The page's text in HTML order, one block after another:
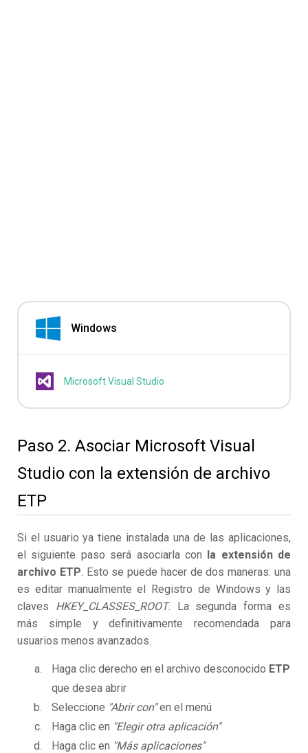
Windows
Microsoft Visual Studio
Paso 2. Asociar Microsoft Visual
Studio con la extensión de archivo
ETP
Si el usuario ya tiene instalada una de las aplicaciones,
el siguiente paso será asociarla con la extensión de
archivo ETP. Esto se puede hacer de dos maneras: una
es editar manualmente el Registro de Windows y las
claves HKEY_CLASSES_ROOT. La segunda forma es
más simple y definitivamente recomendada para
usuarios menos avanzados.
Haga clic derecho en el archivo desconocido ETP
que desea abrir
Seleccione "Abrir con"en el menú
Haga clic en "Elegir otra aplicación"
Haga clic en "Más aplicaciones"